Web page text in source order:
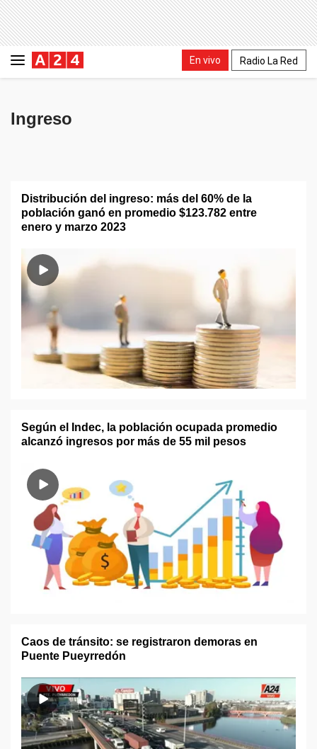
En vivo Radio La Red
Ingreso
Distribución del ingreso: más del 60% de la
población ganó en promedio $123.782 entre
enero y marzo 2023
Según el Indec, la población ocupada promedio
alcanzó ingresos por más de 55 mil pesos
Caos de tránsito: se registraron demoras en
Puente Pueyrredón